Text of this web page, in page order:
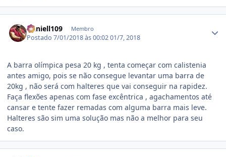
Daniell109 Membro
Postado7/01/2018 às 00:0201/7, 2018
A barra olímpica pesa 20 kg , tenta começar com calistenia
antes amigo, pois se não consegue levantar uma barra de
20kg , não será com halteres que vai conseguir na rapidez.
Faça flexões apenas com fase excêntrica , agachamentos até
cansar e tente fazer remadas com alguma barra mais leve.
Halteres são sim uma solução mas não a melhor para seu
caso.